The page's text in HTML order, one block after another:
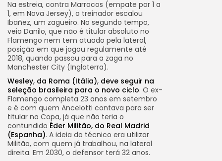
Na estreia, contra Marrocos (empate por 1 a
1, em Nova Jersey), o treinador escalou
Ibañez, um zagueiro. No segundo tempo,
veio Danilo, que não é titular absoluto no
Flamengo nem tem atuado pela lateral,
posição em que jogou regulamente até
2018, quando passou para a zaga no
Manchester City (Inglaterra).
Wesley, da Roma (Itália), deve seguir na
seleção brasileira para o novo ciclo. O ex-
Flamengo completa 23 anos em setembro
e é com quem Ancelotti contava para ser
titular na Copa, já que não teria o
contundido Éder Militão, do Real Madrid
(Espanha). A ideia do técnico era utilizar
Militão, com quem já trabalhou, na lateral
direita. Em 2030, o defensor terá 32 anos.